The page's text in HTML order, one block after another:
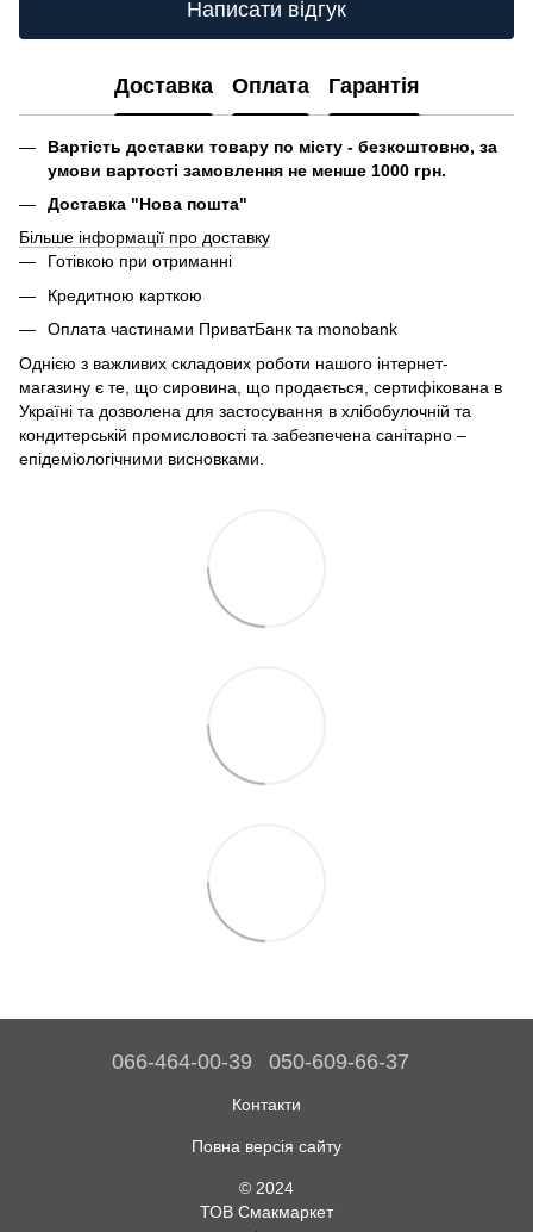
Написати відгук
Доставка Оплата Гарантія
Вартість доставки товару по місту - безкоштовно, за
умови вартості замовлення не менше 1000 грн.
Доставка "Нова пошта"
Більше інформації про доставку
Готівкою при отриманні
Кредитною карткою
Оплата частинами ПриватБанк та monobank
Однією з важливих складових роботи нашого інтернет-
магазину є те, що сировина, що продається, сертифікована в
Україні та дозволена для застосування в хлібобулочній та
кондитерській промисловості та забезпечена санітарно –
епідеміологічними висновками.
066-464-00-39 050-609-66-37
Контакти
Повна версія сайту
© 2024
ТОВ Смакмаркет